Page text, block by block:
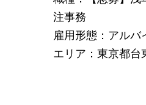
注事務
雇用形態：アルバ
エリア：東京都台